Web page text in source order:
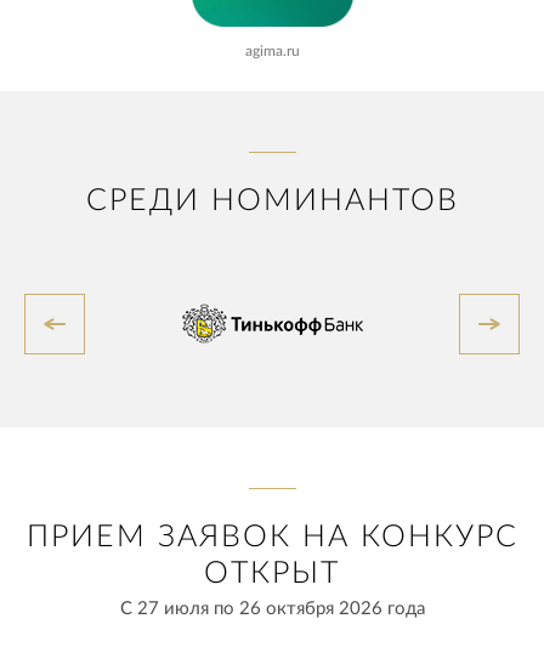
agima.ru
СРЕДИ НОМИНАНТОВ
ПРИЕМ ЗАЯВОК НА КОНКУРС
ОТКРЫТ
С 27 июля по 26 октября 2026 года